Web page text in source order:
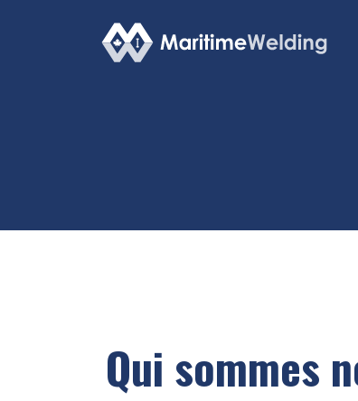
Qui sommes